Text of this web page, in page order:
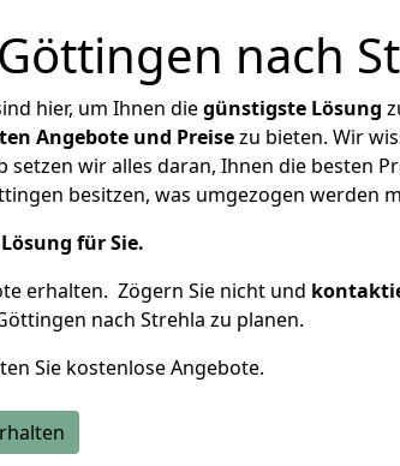
nach
hier, um Ihnen diegünstigste Lösung
Angebote und Preisezu bieten. Wir
wir alles daran, Ihnen die besten
besitzen, was umgezogen werden
für Sie.
erhalten. Zögern Sie nicht und
nach Strehla zu planen.
Sie kostenlose Angebote.